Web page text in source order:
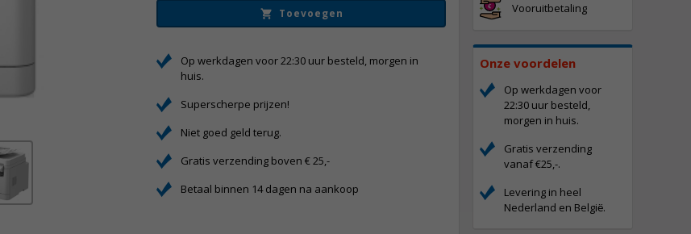
Vooruitbetaling
Onze voordelen
Op werkdagen voor
22:30 uur besteld,
morgen in huis.
Gratis verzending
vanaf €25,-.
Levering in heel
Nederland en België.
Toevoegen
Op werkdagen voor 22:30 uur besteld, morgen in
huis.
Superscherpe prijzen!
Niet goed geld terug.
Gratis verzending boven € 25,-
Betaal binnen 14 dagen na aankoop